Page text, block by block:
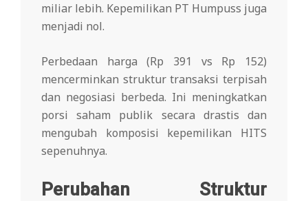
miliar lebih. Kepemilikan PT Humpuss juga
menjadi nol.
Perbedaan harga (Rp 391 vs Rp 152)
mencerminkan struktur transaksi terpisah
dan negosiasi berbeda. Ini meningkatkan
porsi saham publik secara drastis dan
mengubah komposisi kepemilikan HITS
sepenuhnya.
Perubahan Struktur